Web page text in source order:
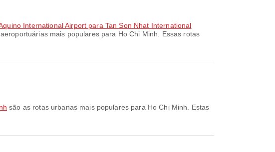
International Airport para Tan Son Nhat International
mais populares para Ho Chi Minh. Essas rotas
são as rotas urbanas mais populares para Ho Chi Minh. Estas